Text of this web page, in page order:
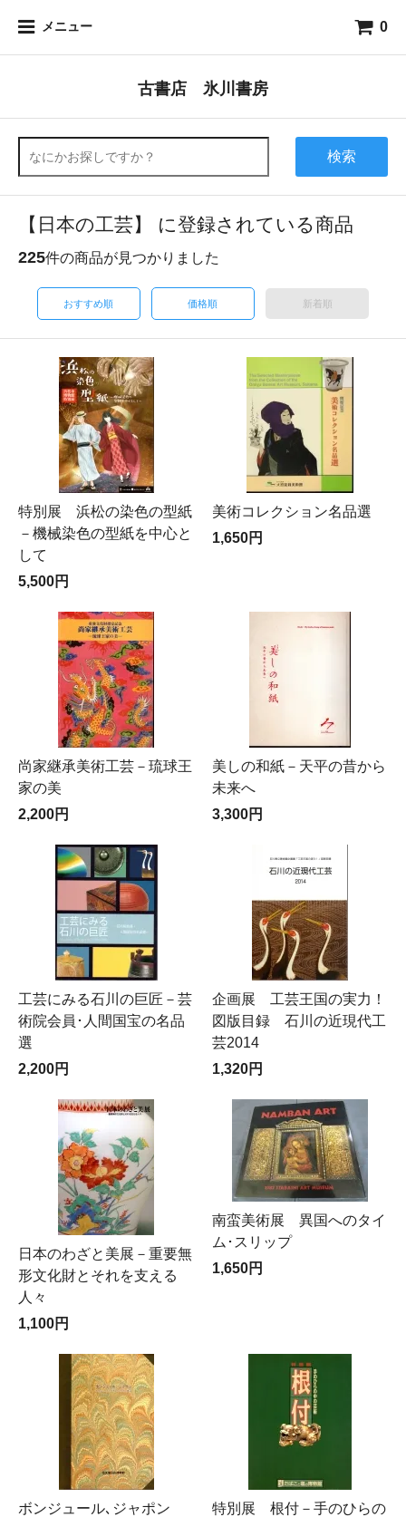
メニュー 0
古書店 氷川書房
検索
【日本の工芸】 に登録されている商品
225件の商品が見つかりました
おすすめ順 価格順 新着順
特別展 浜松の染色の型紙
－機械染色の型紙を中心と
して
5,500円
美術コレクション名品選
1,650円
尚家継承美術工芸－琉球王
家の美
2,200円
美しの和紙－天平の昔から
未来へ
3,300円
工芸にみる石川の巨匠－芸
術院会員･人間国宝の名品
選
2,200円
企画展 工芸王国の実力！
図版目録 石川の近現代工
芸2014
1,320円
日本のわざと美展－重要無
形文化財とそれを支える
人々
1,100円
南蛮美術展 異国へのタイ
ム･スリップ
1,650円
ボンジュール､ジャポン
特別展 根付－手のひらの